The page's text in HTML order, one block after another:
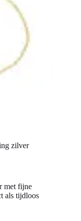
zilver
met fijne
als tijdloos